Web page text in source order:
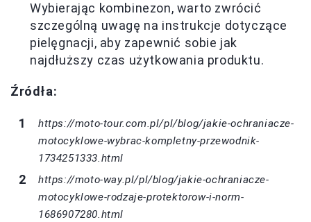
Wybierając kombinezon, warto zwrócić
szczególną uwagę na instrukcje dotyczące
pielęgnacji, aby zapewnić sobie jak
najdłuższy czas użytkowania produktu.
Źródła:
https://moto-tour.com.pl/pl/blog/jakie-ochraniacze-
motocyklowe-wybrac-kompletny-przewodnik-
1734251333.html
https://moto-way.pl/pl/blog/jakie-ochraniacze-
motocyklowe-rodzaje-protektorow-i-norm-
1686907280.html